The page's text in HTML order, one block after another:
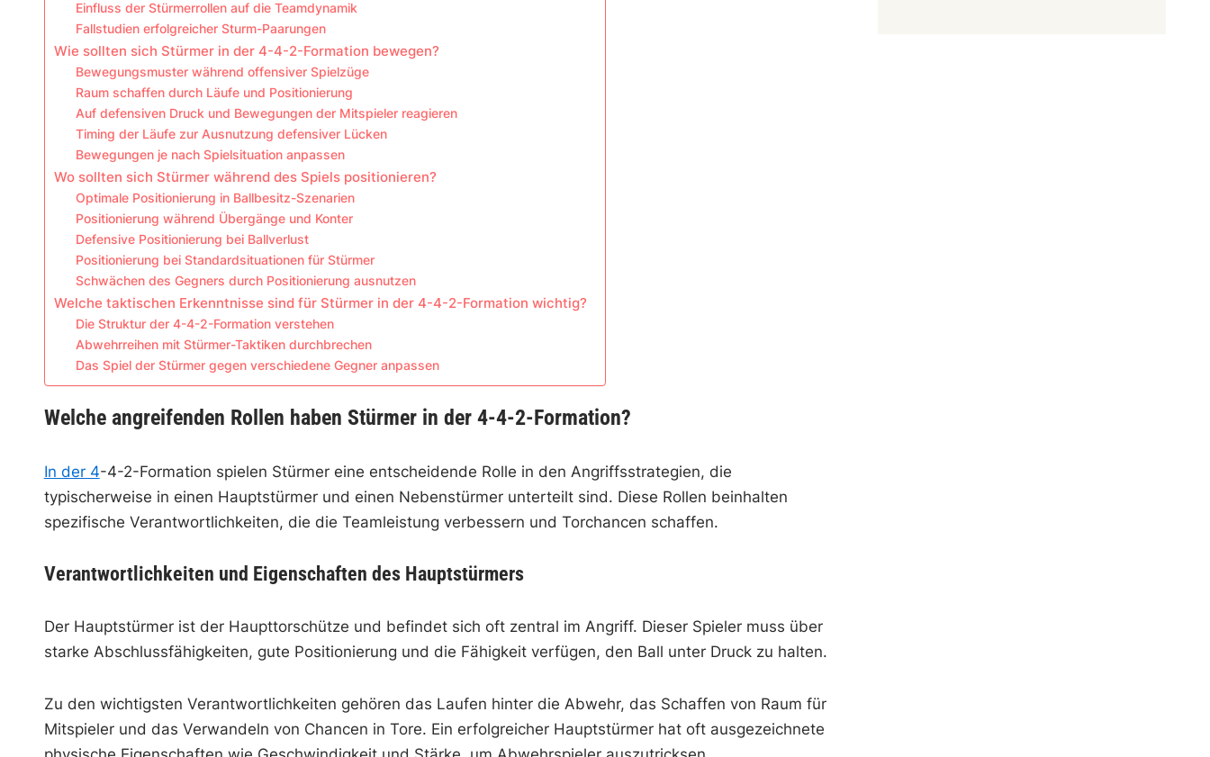
Einfluss der Stürmerrollen auf die Teamdynamik
Fallstudien erfolgreicher Sturm-Paarungen
Wie sollten sich Stürmer in der 4-4-2-Formation bewegen?
Bewegungsmuster während offensiver Spielzüge
Raum schaffen durch Läufe und Positionierung
Auf defensiven Druck und Bewegungen der Mitspieler reagieren
Timing der Läufe zur Ausnutzung defensiver Lücken
Bewegungen je nach Spielsituation anpassen
Wo sollten sich Stürmer während des Spiels positionieren?
Optimale Positionierung in Ballbesitz-Szenarien
Positionierung während Übergänge und Konter
Defensive Positionierung bei Ballverlust
Positionierung bei Standardsituationen für Stürmer
Schwächen des Gegners durch Positionierung ausnutzen
Welche taktischen Erkenntnisse sind für Stürmer in der 4-4-2-Formation wichtig?
Die Struktur der 4-4-2-Formation verstehen
Abwehrreihen mit Stürmer-Taktiken durchbrechen
Das Spiel der Stürmer gegen verschiedene Gegner anpassen
Welche angreifenden Rollen haben Stürmer in der 4-4-2-Formation?
In der 4-4-2-Formation spielen Stürmer eine entscheidende Rolle in den Angriffsstrategien, die
typischerweise in einen Hauptstürmer und einen Nebenstürmer unterteilt sind. Diese Rollen beinhalten
spezifische Verantwortlichkeiten, die die Teamleistung verbessern und Torchancen schaffen.
Verantwortlichkeiten und Eigenschaften des Hauptstürmers
Der Hauptstürmer ist der Haupttorschütze und befindet sich oft zentral im Angriff. Dieser Spieler muss über
starke Abschlussfähigkeiten, gute Positionierung und die Fähigkeit verfügen, den Ball unter Druck zu halten.
Zu den wichtigsten Verantwortlichkeiten gehören das Laufen hinter die Abwehr, das Schaffen von Raum für
Mitspieler und das Verwandeln von Chancen in Tore. Ein erfolgreicher Hauptstürmer hat oft ausgezeichnete